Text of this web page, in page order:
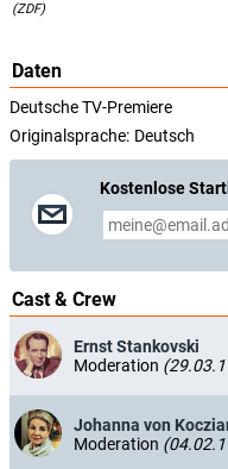
(ZDF)
Daten
Deutsche TV-Premiere
Originalsprache: Deutsch
Kostenlose
Cast & Crew
Ernst Stankovski
Moderation
Johanna von
Moderation